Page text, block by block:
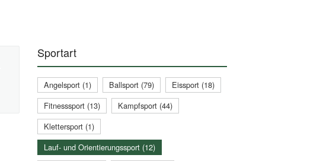
Sportart
Angelsport (1) Ballsport (79)
Eissport (18)
Fitnesssport (13)
Kampfsport (44)
Klettersport (1)
Lauf- und Orientierungssport (12)